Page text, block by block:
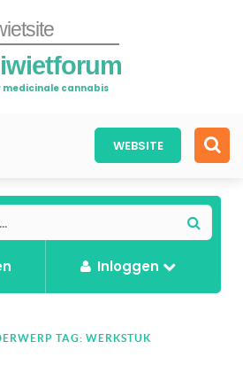
medicinale cannabis
WEBSITE
Inloggen
TAG: WERKSTUK